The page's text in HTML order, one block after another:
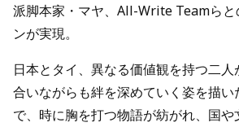
派脚本家・マヤ、All-Write Teamらと
ンが実現。
日本とタイ、異なる価値観を持つ二人
合いながらも絆を深めていく姿を描
で、時に胸を打つ物語が紡がれ、国